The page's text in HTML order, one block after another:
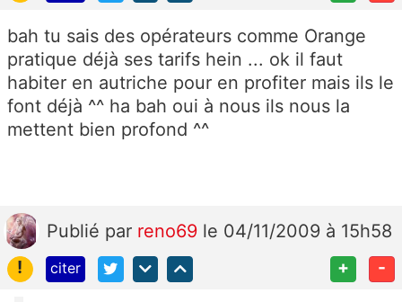
bah tu sais des opérateurs comme Orange
pratique déjà ses tarifs hein ... ok il faut
habiter en autriche pour en profiter mais ils le
font déjà ^^ ha bah oui à nous ils nous la
mettent bien profond ^^
Publié par reno69 le 04/11/2009 à 15h58
!
citer + -